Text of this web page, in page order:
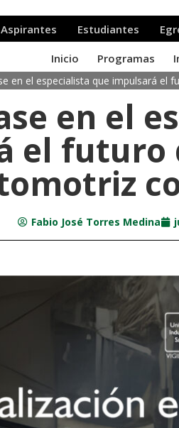
en el especialista que impulsará el
en el
el futuro
Fabio José Torres Medina